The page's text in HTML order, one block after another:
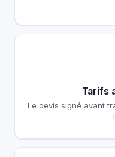
Tarifs
Le devis signé avant